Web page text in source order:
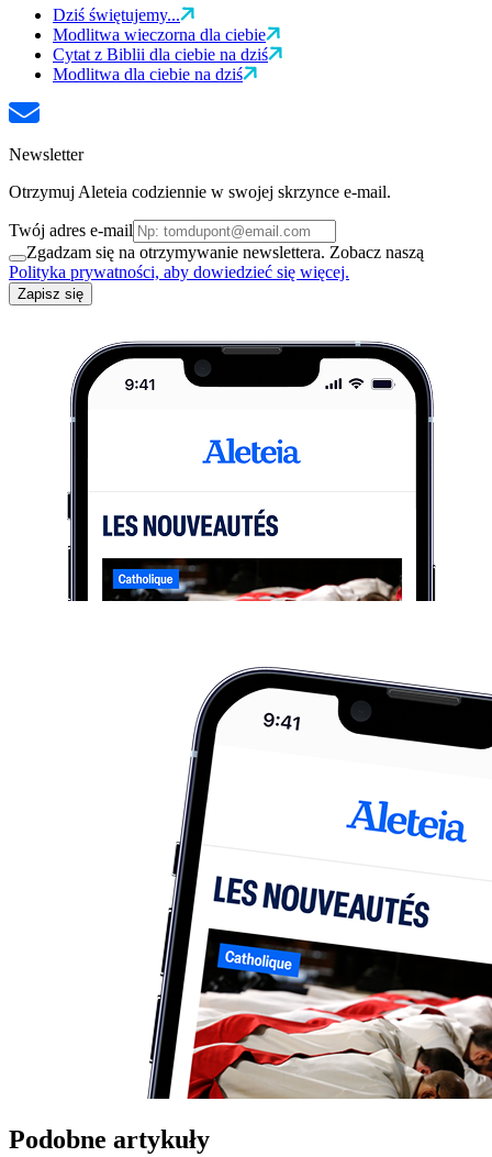
Dziś świętujemy...
Modlitwa wieczorna dla ciebie
Cytat z Biblii dla ciebie na dziś
Modlitwa dla ciebie na dziś
Newsletter
Otrzymuj Aleteia codziennie w swojej skrzynce e-mail.
Twój adres e-mail
Zgadzam się na otrzymywanie newslettera. Zobacz naszą
Polityka prywatności, aby dowiedzieć się więcej.
Zapisz się
Podobne artykuły